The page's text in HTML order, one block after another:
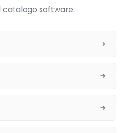
catalogo software.